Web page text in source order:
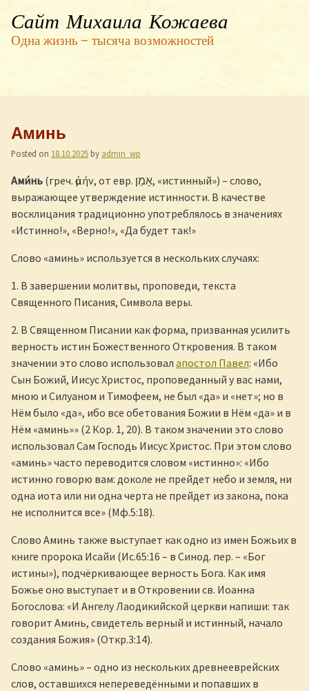
Сайт Михаила Кожаева
Одна жизнь — тысяча возможностей
Аминь
Posted on 18.10.2025 by admin_wp
Ами́нь (греч. ἀμήν, от евр. אָמֵן, «истинный») – слово,
выражающее утверждение истинности. В качестве
восклицания традиционно употреблялось в значениях
«Истинно!», «Верно!», «Да будет так!»
Слово «аминь» используется в нескольких случаях:
1. В завершении молитвы, проповеди, текста
Священного Писания, Символа веры.
2. В Священном Писании как форма, призванная усилить
верность истин Божественного Откровения. В таком
значении это слово использовал апостол Павел: «Ибо
Сын Божий, Иисус Христос, проповеданный у вас нами,
мною и Силуаном и Тимофеем, не был «да» и «нет»; но в
Нём было «да», ибо все обетования Божии в Нём «да» и в
Нём «аминь»» (2 Кор. 1, 20). В таком значении это слово
использовал Сам Господь Иисус Христос. При этом слово
«аминь» часто переводится словом «истинно»: «Ибо
истинно говорю вам: доколе не прейдет небо и земля, ни
одна иота или ни одна черта не прейдет из закона, пока
не исполнится все» (Мф.5:18).
Слово Аминь также выступает как одно из имен Божьих в
книге пророка Исайи (Ис.65:16 – в Синод. пер. – «Бог
истины»), подчёркивающее верность Бога. Как имя
Божье оно выступает и в Откровении св. Иоанна
Богослова: «И Ангелу Лаодикийской церкви напиши: так
говорит Аминь, свидетель верный и истинный, начало
создания Божия» (Откр.3:14).
Слово «аминь» – одно из нескольких древнееврейских
слов, оставшихся непереведёнными и попавших в